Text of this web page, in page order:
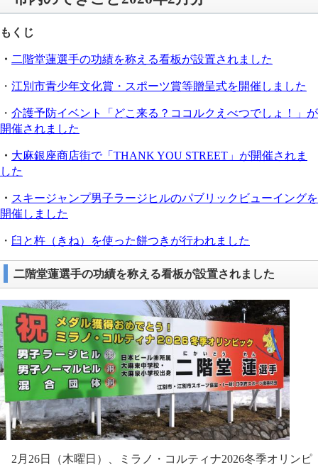
もくじ
・ 二階堂蓮選手の功績を称える看板が設置されました​
・ 江別市青少年文化賞・スポーツ賞等贈呈式を開催しました
・ 介護予防イベント「どこ来る？ココルクえべつでしょ！」が
開催されました
・ 大麻銀座商店街で「THANK YOU STREET」が開催されま
した​
・ スキージャンプ男子ラージヒルのパブリックビューイングを
開催しました​
・ 臼と杵（きね）を使った餅つきが行われました
二階堂蓮選手の功績を称える看板が設置されました
2月26日（木曜日）、ミラノ・コルティナ2026冬季オリンピ